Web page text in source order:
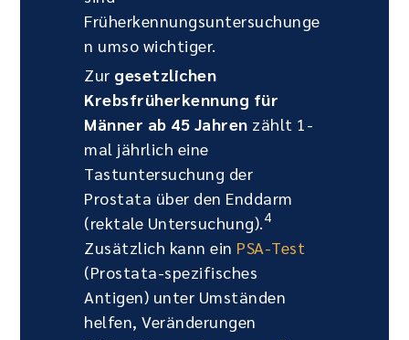
Früherkennungsuntersuchunge
n umso wichtiger.
Zur gesetzlichen
Krebsfrüherkennung für
Männer ab 45 Jahren zählt 1-
mal jährlich eine
Tastuntersuchung der
Prostata über den Enddarm
(rektale Untersuchung).4
Zusätzlich kann ein PSA-Test
(Prostata-spezifisches
Antigen) unter Umständen
helfen, Veränderungen